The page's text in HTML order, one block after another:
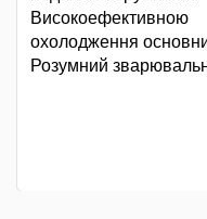
охолодження
Розумний